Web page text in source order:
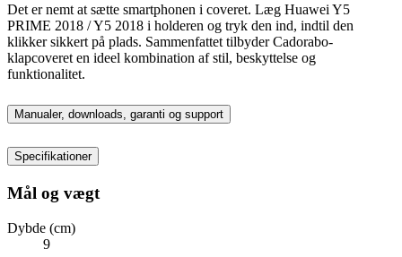
Det er nemt at sætte smartphonen i coveret. Læg Huawei Y5
PRIME 2018 / Y5 2018 i holderen og tryk den ind, indtil den
klikker sikkert på plads. Sammenfattet tilbyder Cadorabo-
klapcoveret en ideel kombination af stil, beskyttelse og
funktionalitet.
Manualer, downloads, garanti og support
Specifikationer
Mål og vægt
Dybde (cm)
9